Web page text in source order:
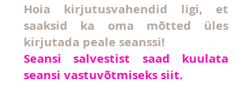
Hoia kirjutusvahendid ligi, et
saaksid ka oma mõtted üles
kirjutada peale seanssi!
Seansi salvestist saad kuulata
seansi vastuvõtmiseks siit.